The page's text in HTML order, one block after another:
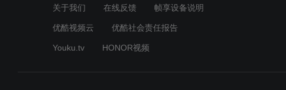
关于我们 在线反馈 帧享设备说明
优酷视频云 优酷社会责任报告
Youku.tv HONOR视频